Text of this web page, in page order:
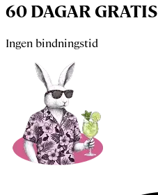
60 DAGAR GRATIS
Ingen bindningstid